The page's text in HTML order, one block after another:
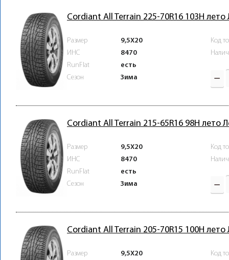
Cordiant All Terrain 225-70R16 103H лето
Размер
9,5X20
ИНС
8470
RunFlat
есть
Сезон
Зима
Код
Cordiant All Terrain 215-65R16 98H лето
Размер
9,5X20
ИНС
8470
RunFlat
есть
Сезон
Зима
Код
Cordiant All Terrain 205-70R15 100H лето
Размер
9,5X20
Код